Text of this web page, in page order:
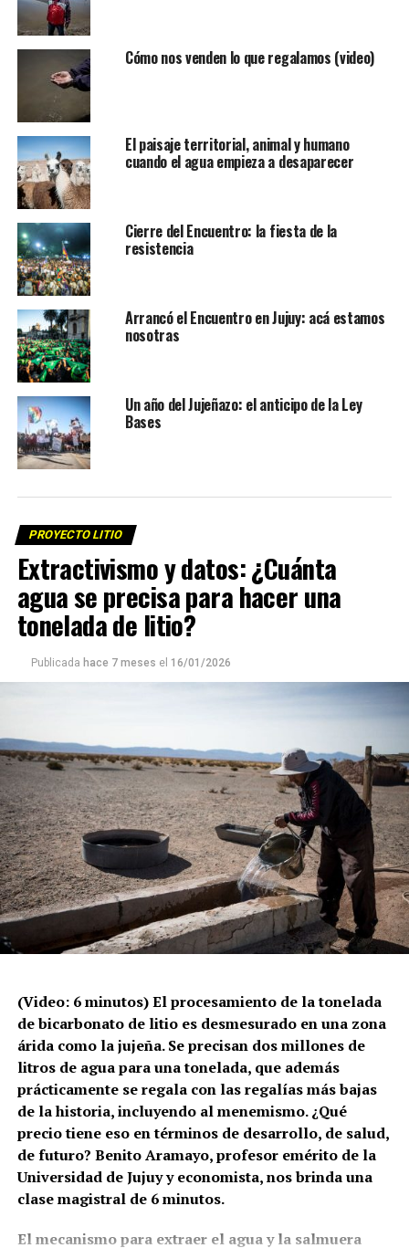
Cómo nos venden lo que regalamos (video)
El paisaje territorial, animal y humano
cuando el agua empieza a desaparecer
Cierre del Encuentro: la fiesta de la
resistencia
Arrancó el Encuentro en Jujuy: acá estamos
nosotras
Un año del Jujeñazo: el anticipo de la Ley
Bases
PROYECTO LITIO
Extractivismo y datos: ¿Cuánta
agua se precisa para hacer una
tonelada de litio?
Publicada hace 7 meses el 16/01/2026
(Video: 6 minutos) El procesamiento de la tonelada
de bicarbonato de litio es desmesurado en una zona
árida como la jujeña. Se precisan dos millones de
litros de agua para una tonelada, que además
prácticamente se regala con las regalías más bajas
de la historia, incluyendo al menemismo. ¿Qué
precio tiene eso en términos de desarrollo, de salud,
de futuro? Benito Aramayo, profesor emérito de la
Universidad de Jujuy y economista, nos brinda una
clase magistral de 6 minutos.
El mecanismo para extraer el agua y la salmuera